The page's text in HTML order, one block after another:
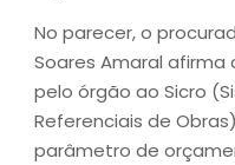
No parecer, o
Soares Amaral
pelo órgão ao Sicro
Referenciais de
parâmetro de